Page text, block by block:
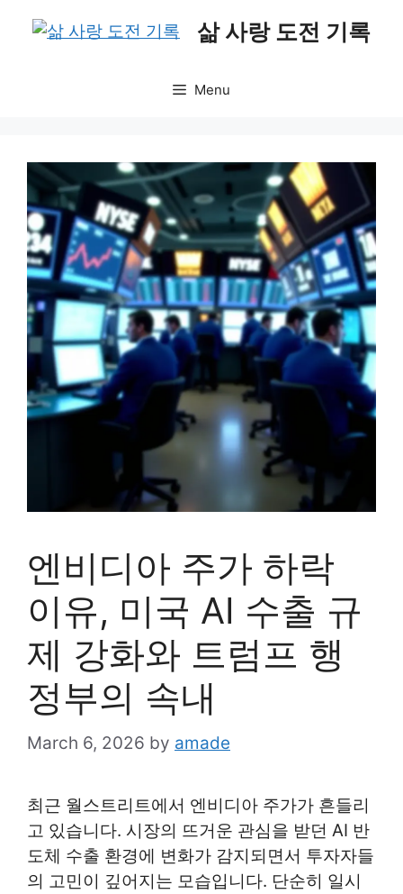
삶 사랑 도전 기록
Menu
엔비디아 주가 하락
이유, 미국 AI 수출 규
제 강화와 트럼프 행
정부의 속내
March 6, 2026 by amade
최근 월스트리트에서 엔비디아 주가가 흔들리
고 있습니다. 시장의 뜨거운 관심을 받던 AI 반
도체 수출 환경에 변화가 감지되면서 투자자들
의 고민이 깊어지는 모습입니다. 단순히 일시